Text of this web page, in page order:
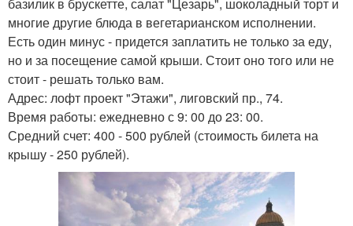
многие другие блюда в вегетарианском исполнении.
Есть один минус - придется заплатить не только за еду,
но и за посещение самой крыши. Стоит оно того или не
стоит - решать только вам.
Адрес: лофт проект "Этажи", лиговский пр., 74.
Время работы: ежедневно с 9: 00 до 23: 00.
Средний счет: 400 - 500 рублей (стоимость билета на
крышу - 250 рублей).